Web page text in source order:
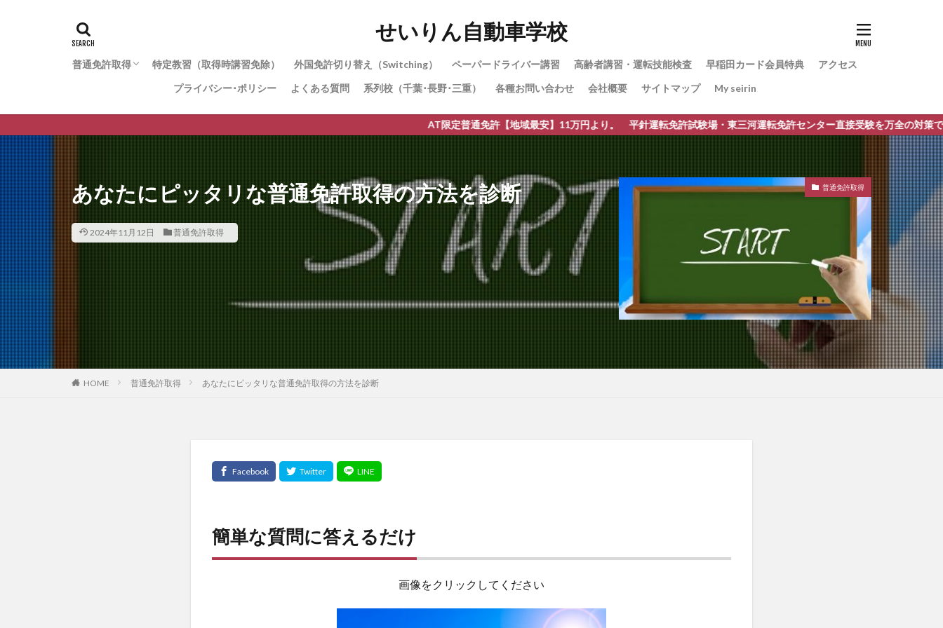
せいりん自動車学校
普通免許取得
【仮免なし】免許再取得コース
【仮免なし】29歳までの一般コース
【仮免なし】22歳までの学生コース
【仮免あり】免許再取得コース（一般型）
【仮免あり】免許再取得コース（最速型）
【仮免あり】取得時講習免除コース
特定教習（取得時講習免除） 外国免許切り替え（Switching） ペーパードライバー講習 高齢者講習・運転技能検査 早稲田カード会員特典
アクセス
プライバシー･ポリシー
よくある質問 系列校（千葉･長野･三重） 各種お問い合わせ 会社概要 サイトマップ My seirin
AT限定普通免許【地域最安】11万円より。 平針運転免許試験場・東三河運転免許センター直接受験を万全の対策で攻略。 取得
あなたにピッタリな普通免許取得の方法を診断
2024年11月12日 普通免許取得
普通免許取得
HOME 普通免許取得 あなたにピッタリな普通免許取得の方法を診断
簡単な質問に答えるだけ
画像をクリックしてください